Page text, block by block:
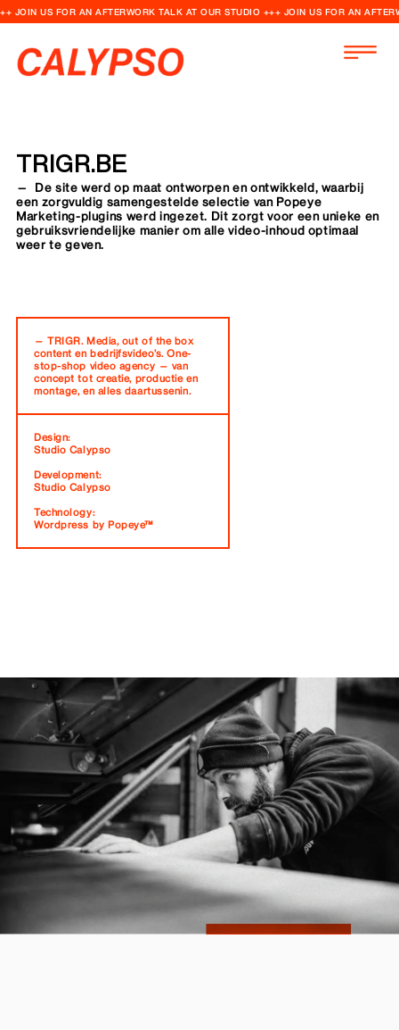
++ JOIN US FOR AN AFTERWORK TALK AT OUR STUDIO +++ JOIN US FOR AN
TRIGR.BE
— De site werd op maat ontworpen en ontwikkeld, waarbij
een zorgvuldig samengestelde selectie van Popeye
Marketing-plugins werd ingezet. Dit zorgt voor een unieke en
gebruiksvriendelijke manier om alle video-inhoud optimaal
weer te geven.
— TRIGR. Media, out of the box
content en bedrijfsvideo’s. One-
stop-shop video agency — van
concept tot creatie, productie en
montage, en alles daartussenin.
Design:
Studio Calypso
Development:
Studio Calypso
Technology:
Wordpress by Popeye™